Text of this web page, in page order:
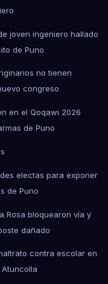
joven ingeniero hallado
de Puno
no tienen
congreso
en el Qoqawi 2026
de Puno
electas para exponer
de Puno
Rosa bloquearon vía y
dañado
contra escolar en